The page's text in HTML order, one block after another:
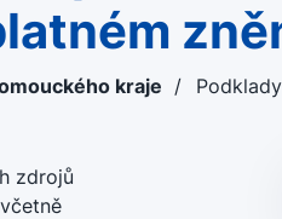
kraje /
zdrojů